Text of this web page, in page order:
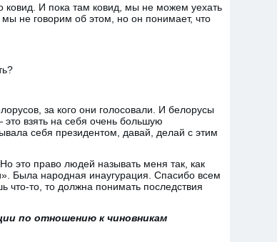
И пока там ковид, мы не можем уехать
не говорим об этом, но он понимает, что
за кого они голосовали. И белорусы
взять на себя очень большую
себя президентом, давай, делай с этим
это право людей называть меня так, как
Была народная инаугурация. Спасибо всем
то, то должна понимать последствия
по отношению к чиновникам